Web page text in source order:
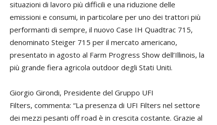
situazioni di lavoro più difficili e una riduzione delle
emissioni e consumi, in particolare per uno dei trattori più
performanti di sempre, il nuovo Case IH Quadtrac 715,
denominato Steiger 715 per il mercato americano,
presentato in agosto al Farm Progress Show dell’Illinois, la
più grande fiera agricola outdoor degli Stati Uniti.
Giorgio Girondi, Presidente del Gruppo UFI
Filters, commenta: “La presenza di UFI Filters nel settore
dei mezzi pesanti off road è in crescita costante. Grazie al